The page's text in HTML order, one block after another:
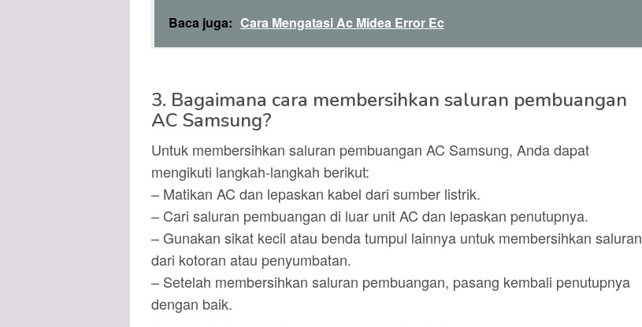
Baca juga: Cara Mengatasi Ac Midea Error Ec
3. Bagaimana cara membersihkan saluran pembuangan
AC Samsung?
Untuk membersihkan saluran pembuangan AC Samsung, Anda dapat
mengikuti langkah-langkah berikut:
– Matikan AC dan lepaskan kabel dari sumber listrik.
– Cari saluran pembuangan di luar unit AC dan lepaskan penutupnya.
– Gunakan sikat kecil atau benda tumpul lainnya untuk membersihkan saluran
dari kotoran atau penyumbatan.
– Setelah membersihkan saluran pembuangan, pasang kembali penutupnya
dengan baik.